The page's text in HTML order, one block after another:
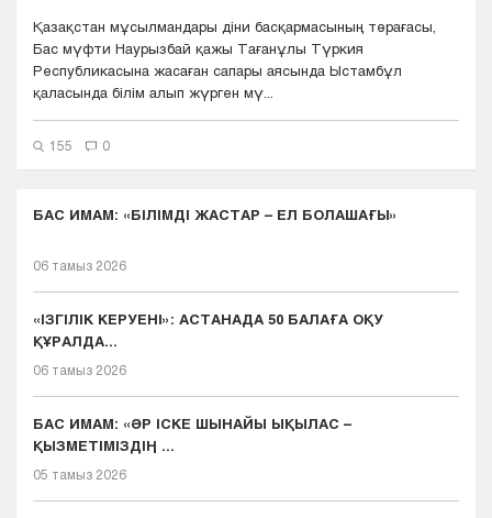
Қазақстан мұсылмандары діни басқармасының төрағасы,
Бас мүфти Наурызбай қажы Тағанұлы Түркия
Республикасына жасаған сапары аясында Ыстамбұл
қаласында білім алып жүрген мү...
155 0
БАС ИМАМ: «БІЛІМДІ ЖАСТАР – ЕЛ БОЛАШАҒЫ»
06 тамыз 2026
«ІЗГІЛІК КЕРУЕНІ»: АСТАНАДА 50 БАЛАҒА ОҚУ
ҚҰРАЛДА...
06 тамыз 2026
БАС ИМАМ: «ӘР ІСКЕ ШЫНАЙЫ ЫҚЫЛАС –
ҚЫЗМЕТІМІЗДІҢ ...
05 тамыз 2026